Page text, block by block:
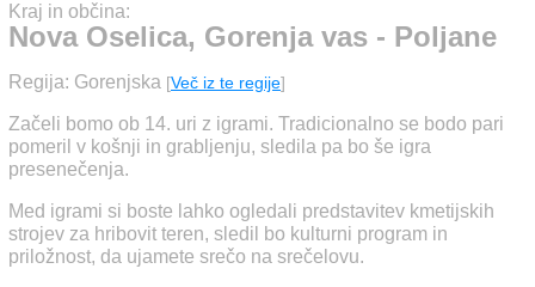
Kraj in občina:
Nova Oselica, Gorenja vas - Poljane
Regija: Gorenjska [Več iz te regije]
Začeli bomo ob 14. uri z igrami. Tradicionalno se bodo pari
pomeril v košnji in grabljenju, sledila pa bo še igra
presenečenja.
Med igrami si boste lahko ogledali predstavitev kmetijskih
strojev za hribovit teren, sledil bo kulturni program in
priložnost, da ujamete srečo na srečelovu.